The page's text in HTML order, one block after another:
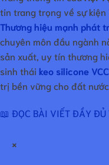
tin trang trọng về sự
Thương hiệu mạnh phát
chuyên môn đầu ngành
sản xuất, uy tín thương
sinh thái keo silicone VCC
trị bền vững cho đất
📖 ĐỌC BÀI VIẾT ĐẦY ĐỦ
×